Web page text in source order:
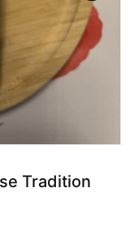
Tradition